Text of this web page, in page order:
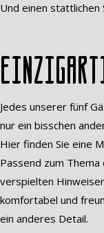
Und einen stattlichen
Jedes unserer fünf
nur ein bisschen
Hier finden Sie eine
Passend zum
verspielten
komfortabel und
ein anderes Detail.